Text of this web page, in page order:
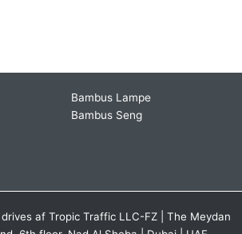
Bambus Lampe
Bambus Seng
af Tropic Traffic LLC-FZ | The Meydan